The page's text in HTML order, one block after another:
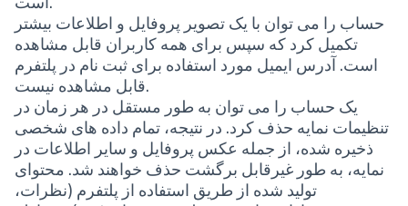
حساب را می توان با یک تصویر پروفایل و اطلاعات بیشتر
تکمیل کرد که سپس برای همه کاربران قابل مشاهده
است. آدرس ایمیل مورد استفاده برای ثبت نام در پلتفرم
قابل مشاهده نیست.
یک حساب را می توان به طور مستقل در هر زمان در
تنظیمات نمایه حذف کرد. در نتیجه، تمام داده های شخصی
ذخیره شده، از جمله عکس پروفایل و سایر اطلاعات در
نمایه، به طور غیرقابل برگشت حذف خواهند شد. محتوای
تولید شده از طریق استفاده از پلتفرم (نظرات،